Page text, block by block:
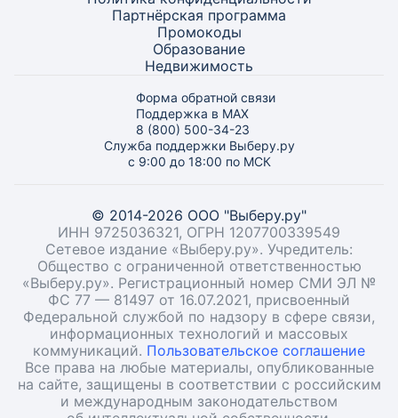
Партнёрская программа
Промокоды
Образование
Недвижимость
Форма обратной связи
Поддержка в MAX
8 (800) 500-34-23
Служба поддержки Выберу.ру
с 9:00 до 18:00 по МСК
© 2014-2026 ООО "Выберу.ру"
ИНН 9725036321, ОГРН 1207700339549
Сетевое издание «Выберу.ру». Учредитель:
Общество с ограниченной ответственностью
«Выберу.ру». Регистрационный номер СМИ ЭЛ №
ФС 77 — 81497 от 16.07.2021, присвоенный
Федеральной службой по надзору в сфере связи,
информационных технологий и массовых
коммуникаций. Пользовательское соглашение
Все права на любые материалы, опубликованные
на сайте, защищены в соответствии с российским
и международным законодательством